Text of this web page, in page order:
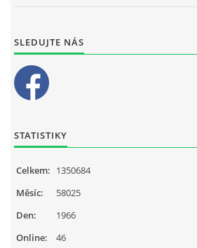
SLEDUJTE NÁS
STATISTIKY
Online: 46
Celkem: 1350684
Měsíc:
58025
Den:
1966